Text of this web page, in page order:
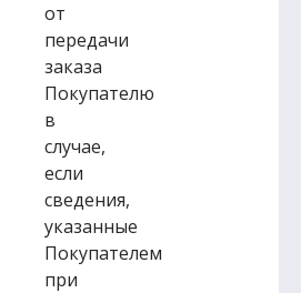
от
передачи
заказа
Покупателю
в
случае,
если
сведения,
указанные
Покупателем
при